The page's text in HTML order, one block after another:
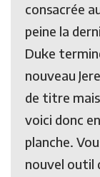
consacrée
peine la
Duke
nouveau
de titre
voici donc
planche.
nouvel outil